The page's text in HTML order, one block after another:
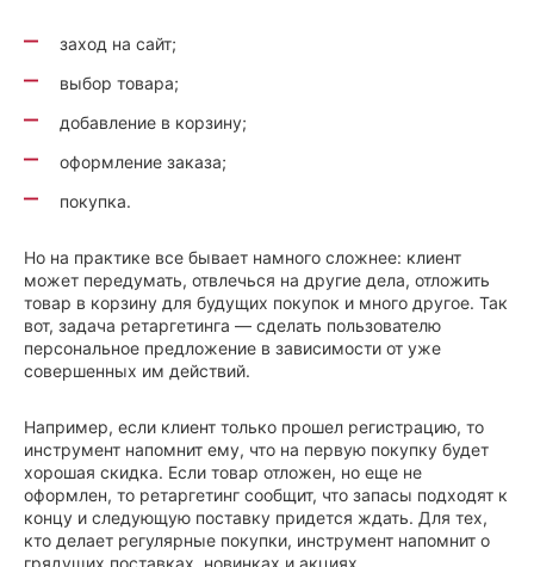
заход на сайт;
выбор товара;
добавление в корзину;
оформление заказа;
покупка.
Но на практике все бывает намного сложнее: клиент
может передумать, отвлечься на другие дела, отложить
товар в корзину для будущих покупок и много другое. Так
вот, задача ретаргетинга — сделать пользователю
персональное предложение в зависимости от уже
совершенных им действий.
Например, если клиент только прошел регистрацию, то
инструмент напомнит ему, что на первую покупку будет
хорошая скидка. Если товар отложен, но еще не
оформлен, то ретаргетинг сообщит, что запасы подходят к
концу и следующую поставку придется ждать. Для тех,
кто делает регулярные покупки, инструмент напомнит о